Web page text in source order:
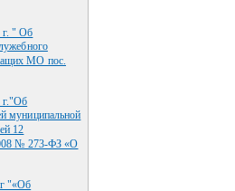
г. " Об
МО пос.
г."Об
муниципальной
12
№ 273-ФЗ «О
"«Об